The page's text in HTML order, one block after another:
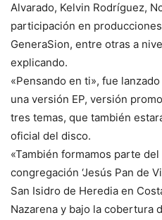
Alvarado, Kelvin Rodríguez,
participación en
GeneraSion, entre otras a
explicando.
«Pensando en ti», fue
una versión EP, versión
tres temas, que también
oficial del disco.
«También formamos parte
congregación ‘Jesús Pan de
San Isidro de Heredia en
Nazarena y bajo la cobertura